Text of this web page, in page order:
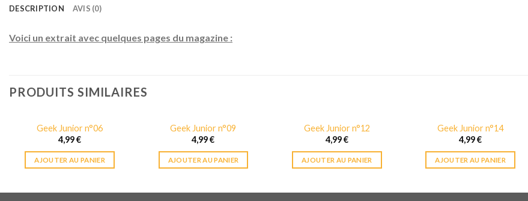
DESCRIPTION AVIS (0)
Voici un extrait avec quelques pages du magazine :
PRODUITS SIMILAIRES
Geek Junior n°06
4,99€
AJOUTER AU PANIER
Geek Junior n°09
4,99€
AJOUTER AU PANIER
Geek Junior n°12
4,99€
AJOUTER AU PANIER
Geek Junior n°14
4,99€
AJOUTER AU PANIER